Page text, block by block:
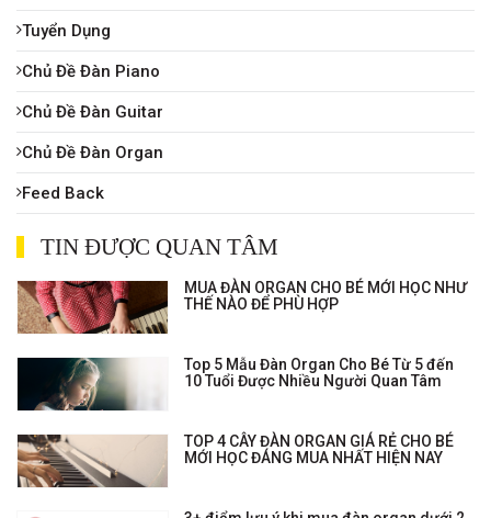
Tuyển Dụng
Chủ Đề Đàn Piano
Chủ Đề Đàn Guitar
Chủ Đề Đàn Organ
Feed Back
TIN ĐƯỢC QUAN TÂM
MUA ĐÀN ORGAN CHO BÉ MỚI HỌC NHƯ
THẾ NÀO ĐỂ PHÙ HỢP
Top 5 Mẫu Đàn Organ Cho Bé Từ 5 đến
10 Tuổi Được Nhiều Người Quan Tâm
TOP 4 CÂY ĐÀN ORGAN GIÁ RẺ CHO BÉ
MỚI HỌC ĐÁNG MUA NHẤT HIỆN NAY